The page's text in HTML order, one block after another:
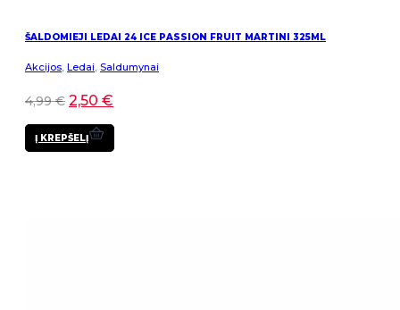
ŠALDOMIEJI LEDAI 24 ICE PASSION FRUIT MARTINI 325ML
Akcijos, Ledai, Saldumynai
4,99€ 2,50 €
Į KREPŠELĮ